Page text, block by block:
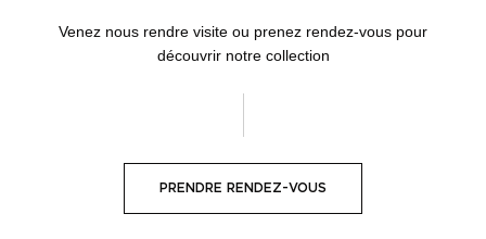
Venez nous rendre visite ou prenez rendez-vous pour
découvrir notre collection
PRENDRE RENDEZ-VOUS